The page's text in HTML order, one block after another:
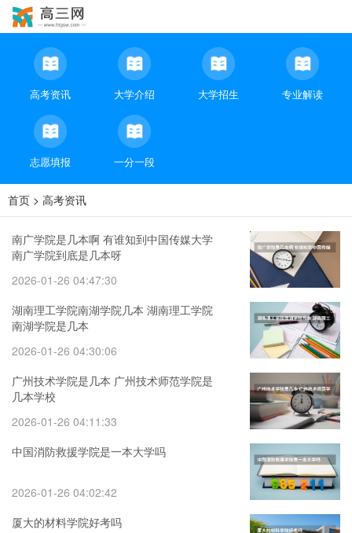
高考资讯 大学介绍 大学招生 专业解读
志愿填报 一分一段
首页 > 高考资讯
南广学院是几本啊 有谁知到中国传媒大学
南广学院到底是几本呀
2026-01-26 04:47:30
湖南理工学院南湖学院几本 湖南理工学院
南湖学院是几本
2026-01-26 04:30:06
广州技术学院是几本 广州技术师范学院是
几本学校
2026-01-26 04:11:33
中国消防救援学院是一本大学吗
2026-01-26 04:02:42
厦大的材料学院好考吗